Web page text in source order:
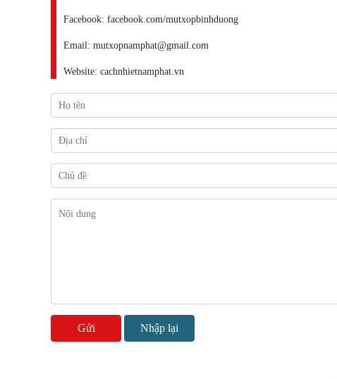
Facebook: facebook.com/mutxopbinhduong
Email: mutxopnamphat@gmail.com
Website: cachnhietnamphat.vn